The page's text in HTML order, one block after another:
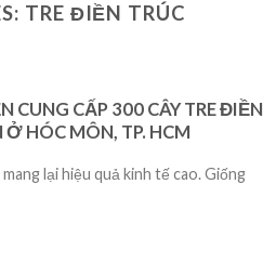
TRE ĐIỀN TRÚC
CUNG CẤP 300 CÂY TRE ĐIỀN
HÓC MÔN, TP. HCM
lại hiệu quả kinh tế cao. Giống